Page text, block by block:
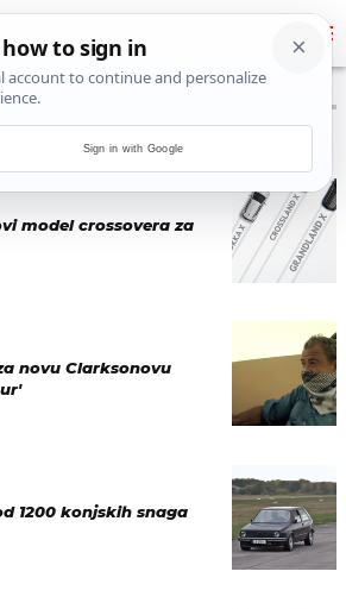
ZA AUTORA “
model crossovera za
novu Clarksonovu
1200 konjskih snaga
Sign in with Google